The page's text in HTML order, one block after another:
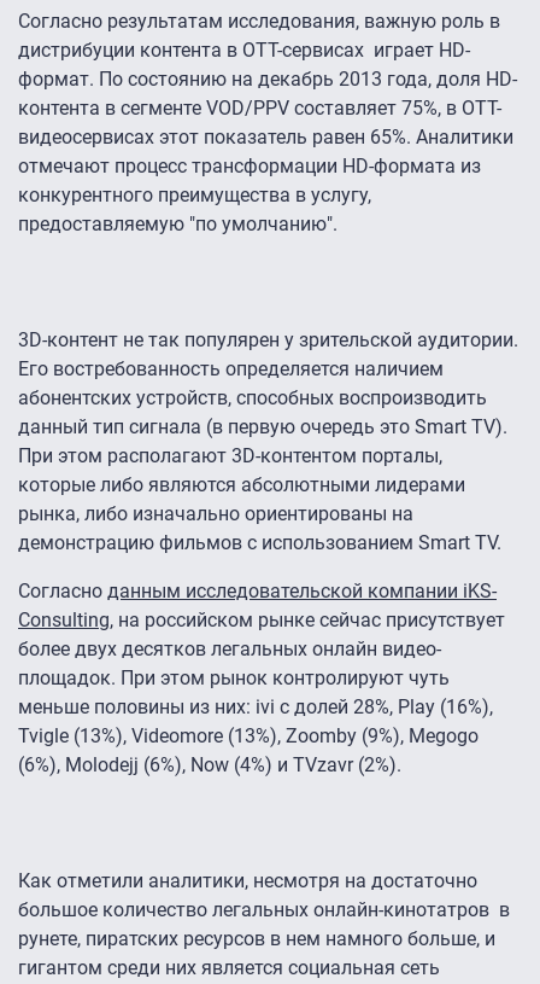
Согласно результатам исследования, важную роль в
дистрибуции контента в OTT-сервисах играет HD-
формат. По состоянию на декабрь 2013 года, доля HD-
контента в сегменте VOD/PPV составляет 75%, в ОТТ-
видеосервисах этот показатель равен 65%. Аналитики
отмечают процесс трансформации HD-формата из
конкурентного преимущества в услугу,
предоставляемую "по умолчанию".
3D-контент не так популярен у зрительской аудитории.
Его востребованность определяется наличием
абонентских устройств, способных воспроизводить
данный тип сигнала (в первую очередь это Smart TV).
При этом располагают 3D-контентом порталы,
которые либо являются абсолютными лидерами
рынка, либо изначально ориентированы на
демонстрацию фильмов с использованием Smart TV.
Согласно данным исследовательской компании iKS-
Consulting, на российском рынке сейчас присутствует
более двух десятков легальных онлайн видео-
площадок. При этом рынок контролируют чуть
меньше половины из них: ivi с долей 28%, Play (16%),
Tvigle (13%), Videomore (13%), Zoomby (9%), Megogo
(6%), Molodejj (6%), Now (4%) и TVzavr (2%).
Как отметили аналитики, несмотря на достаточно
большое количество легальных онлайн-кинотатров в
рунете, пиратских ресурсов в нем намного больше, и
гигантом среди них является социальная сеть